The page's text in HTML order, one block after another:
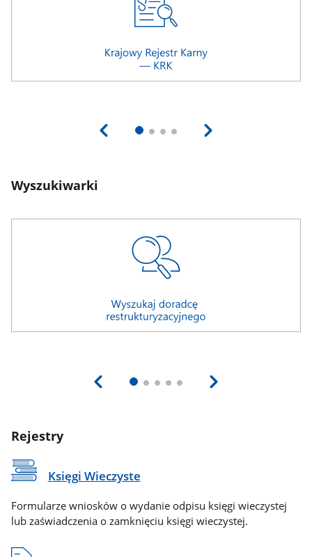
Wyszukiwarki
Rejestry
Księgi Wieczyste
Formularze wniosków o wydanie odpisu księgi wieczystej
lub zaświadczenia o zamknięciu księgi wieczystej.